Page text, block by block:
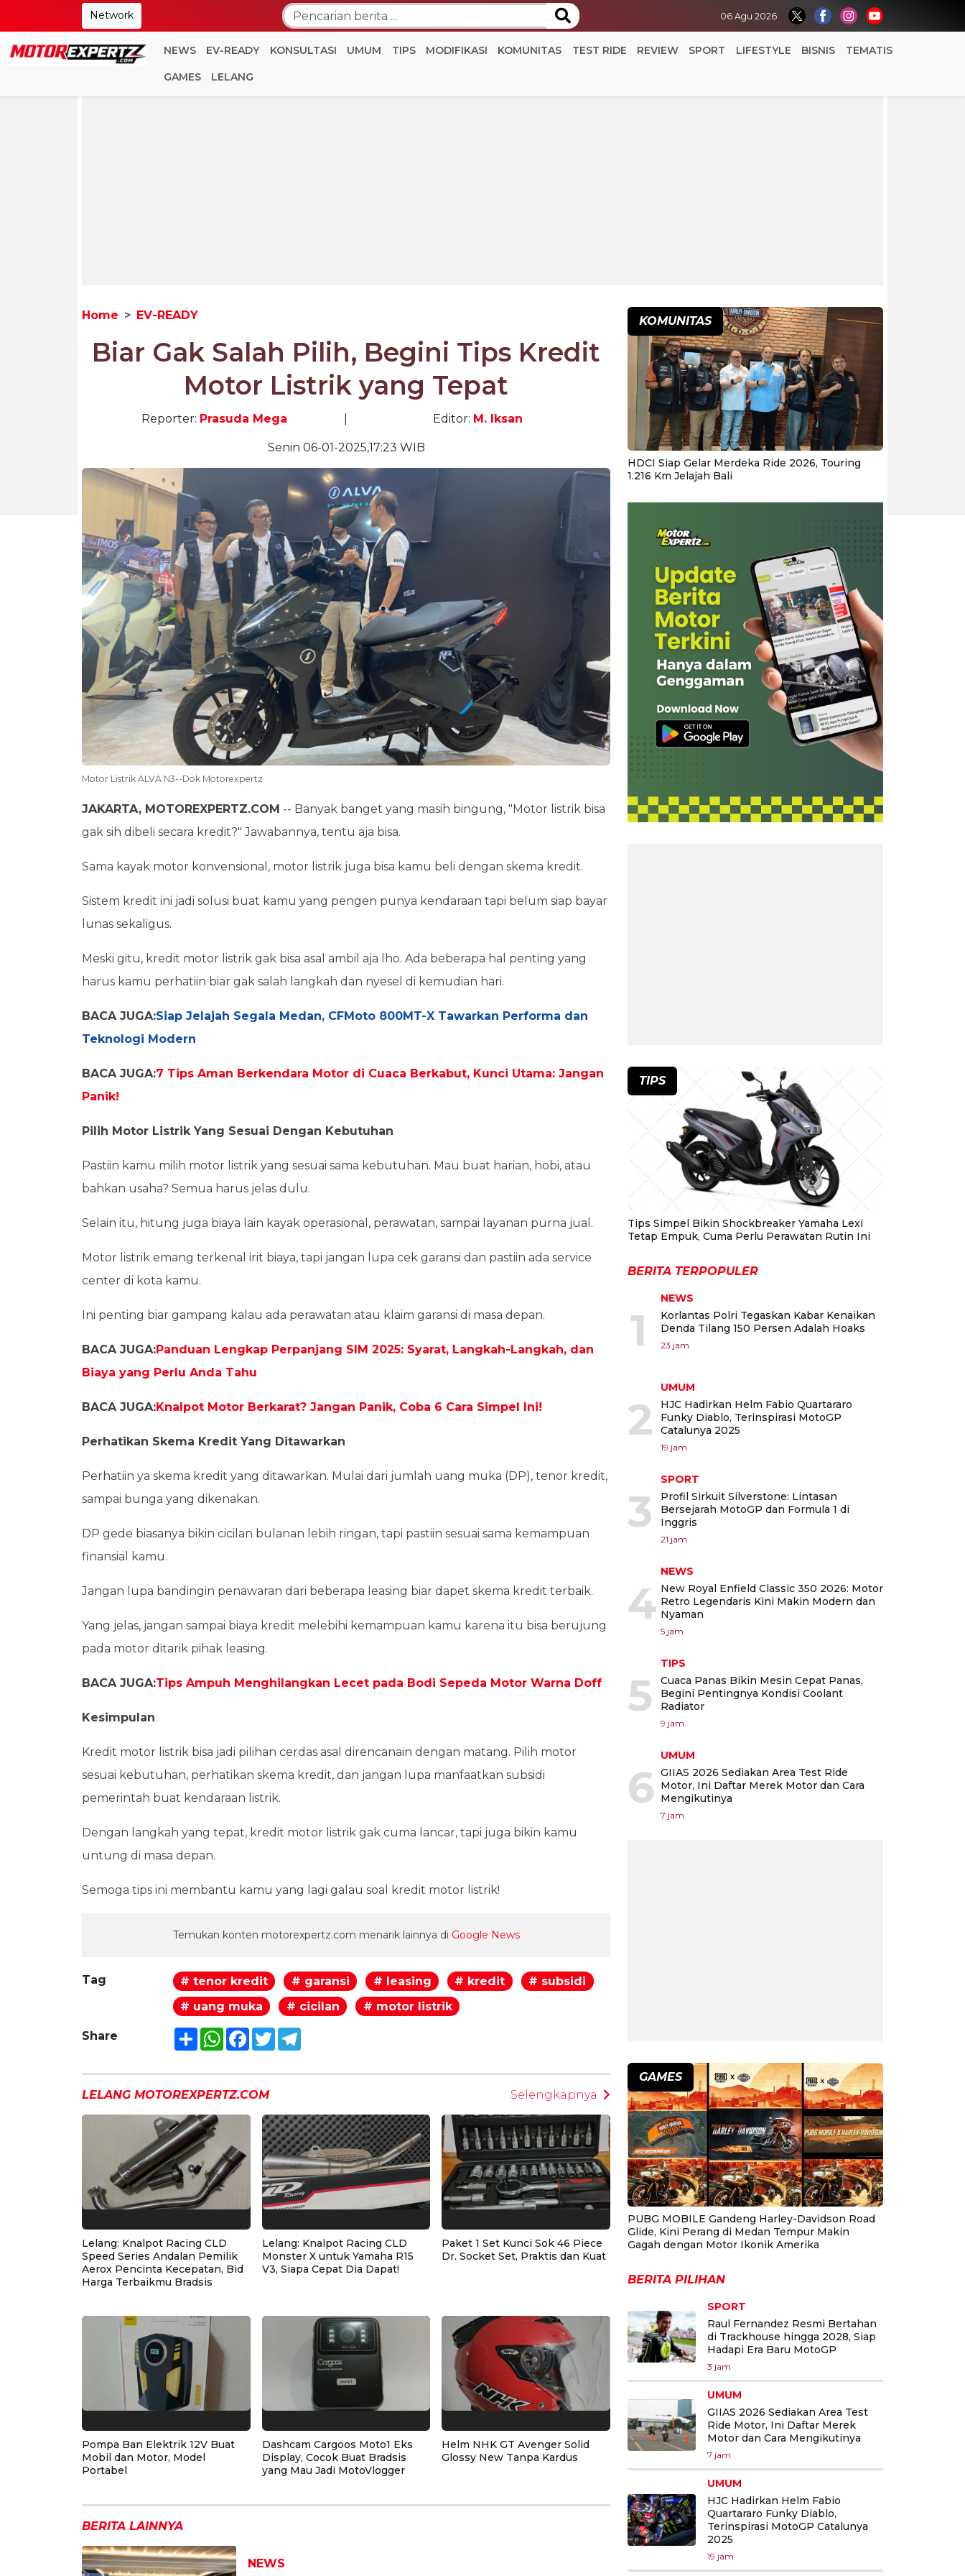
Network 06 Agu 2026
NEWS EV-READY KONSULTASI UMUM TIPS MODIFIKASI KOMUNITAS TEST RIDE REVIEW SPORT LIFESTYLE BISNIS TEMATIS
GAMES LELANG
Home EV-READY
Biar Gak Salah Pilih, Begini Tips Kredit
Motor Listrik yang Tepat
Reporter: Prasuda Mega Editor: M. Iksan
Senin 06-01-2025,17:23 WIB
Motor Listrik ALVA N3--Dok Motorexpertz
JAKARTA, MOTOREXPERTZ.COM -- Banyak banget yang masih bingung, "Motor listrik bisa
gak sih dibeli secara kredit?" Jawabannya, tentu aja bisa.
Sama kayak motor konvensional, motor listrik juga bisa kamu beli dengan skema kredit.
Sistem kredit ini jadi solusi buat kamu yang pengen punya kendaraan tapi belum siap bayar
lunas sekaligus.
Meski gitu, kredit motor listrik gak bisa asal ambil aja lho. Ada beberapa hal penting yang
harus kamu perhatiin biar gak salah langkah dan nyesel di kemudian hari.
BACA JUGA:Siap Jelajah Segala Medan, CFMoto 800MT-X Tawarkan Performa dan
Teknologi Modern
BACA JUGA:7 Tips Aman Berkendara Motor di Cuaca Berkabut, Kunci Utama: Jangan
Panik!
Pilih Motor Listrik Yang Sesuai Dengan Kebutuhan
Pastiin kamu milih motor listrik yang sesuai sama kebutuhan. Mau buat harian, hobi, atau
bahkan usaha? Semua harus jelas dulu.
Selain itu, hitung juga biaya lain kayak operasional, perawatan, sampai layanan purna jual.
Motor listrik emang terkenal irit biaya, tapi jangan lupa cek garansi dan pastiin ada service
center di kota kamu.
Ini penting biar gampang kalau ada perawatan atau klaim garansi di masa depan.
BACA JUGA:Panduan Lengkap Perpanjang SIM 2025: Syarat, Langkah-Langkah, dan
Biaya yang Perlu Anda Tahu
BACA JUGA:Knalpot Motor Berkarat? Jangan Panik, Coba 6 Cara Simpel Ini!
Perhatikan Skema Kredit Yang Ditawarkan
Perhatiin ya skema kredit yang ditawarkan. Mulai dari jumlah uang muka (DP), tenor kredit,
sampai bunga yang dikenakan.
DP gede biasanya bikin cicilan bulanan lebih ringan, tapi pastiin sesuai sama kemampuan
finansial kamu.
Jangan lupa bandingin penawaran dari beberapa leasing biar dapet skema kredit terbaik.
Yang jelas, jangan sampai biaya kredit melebihi kemampuan kamu karena itu bisa berujung
pada motor ditarik pihak leasing.
BACA JUGA:Tips Ampuh Menghilangkan Lecet pada Bodi Sepeda Motor Warna Doff
Kesimpulan
Kredit motor listrik bisa jadi pilihan cerdas asal direncanain dengan matang. Pilih motor
sesuai kebutuhan, perhatikan skema kredit, dan jangan lupa manfaatkan subsidi
pemerintah buat kendaraan listrik.
Dengan langkah yang tepat, kredit motor listrik gak cuma lancar, tapi juga bikin kamu
untung di masa depan.
Semoga tips ini membantu kamu yang lagi galau soal kredit motor listrik!
Temukan konten motorexpertz.com menarik lainnya di Google News
Tag # tenor kredit # garansi # leasing # kredit
# subsidi
# uang muka
# cicilan # motor listrik
Share ShareWhatsApp
Facebook
TwitterTelegram
LELANG MOTOREXPERTZ.COM Selengkapnya
Lelang: Knalpot Racing CLD
Speed Series Andalan Pemilik
Aerox Pencinta Kecepatan, Bid
Harga Terbaikmu Bradsis
Lelang: Knalpot Racing CLD
Monster X untuk Yamaha R15
V3, Siapa Cepat Dia Dapat!
Paket 1 Set Kunci Sok 46 Piece
Dr. Socket Set, Praktis dan Kuat
Pompa Ban Elektrik 12V Buat
Mobil dan Motor, Model
Portabel
Dashcam Cargoos Moto1 Eks
Display, Cocok Buat Bradsis
yang Mau Jadi MotoVlogger
Helm NHK GT Avenger Solid
Glossy New Tanpa Kardus
BERITA LAINNYA
NEWS
KOMUNITAS
HDCI Siap Gelar Merdeka Ride 2026, Touring
1.216 Km Jelajah Bali
TIPS
Tips Simpel Bikin Shockbreaker Yamaha Lexi
Tetap Empuk, Cuma Perlu Perawatan Rutin Ini
BERITA TERPOPULER
1
NEWS
Korlantas Polri Tegaskan Kabar Kenaikan
Denda Tilang 150 Persen Adalah Hoaks
23 jam
2
UMUM
HJC Hadirkan Helm Fabio Quartararo
Funky Diablo, Terinspirasi MotoGP
Catalunya 2025
19 jam
3
SPORT
Profil Sirkuit Silverstone: Lintasan
Bersejarah MotoGP dan Formula 1 di
Inggris
21 jam
4
NEWS
New Royal Enfield Classic 350 2026: Motor
Retro Legendaris Kini Makin Modern dan
Nyaman
5 jam
5
TIPS
Cuaca Panas Bikin Mesin Cepat Panas,
Begini Pentingnya Kondisi Coolant
Radiator
9 jam
6
UMUM
GIIAS 2026 Sediakan Area Test Ride
Motor, Ini Daftar Merek Motor dan Cara
Mengikutinya
7 jam
GAMES
PUBG MOBILE Gandeng Harley-Davidson Road
Glide, Kini Perang di Medan Tempur Makin
Gagah dengan Motor Ikonik Amerika
BERITA PILIHAN
SPORT
Raul Fernandez Resmi Bertahan
di Trackhouse hingga 2028, Siap
Hadapi Era Baru MotoGP
3 jam
UMUM
GIIAS 2026 Sediakan Area Test
Ride Motor, Ini Daftar Merek
Motor dan Cara Mengikutinya
7 jam
UMUM
HJC Hadirkan Helm Fabio
Quartararo Funky Diablo,
Terinspirasi MotoGP Catalunya
2025
19 jam